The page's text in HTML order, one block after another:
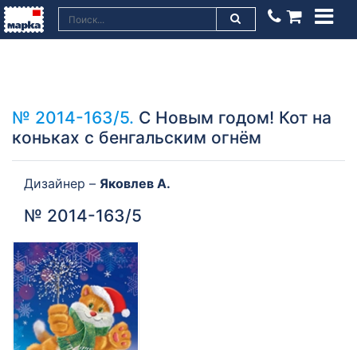
№ 2014-163/5. С Новым годом! Кот на
коньках с бенгальским огнём
Дизайнер – Яковлев А.
№ 2014-163/5